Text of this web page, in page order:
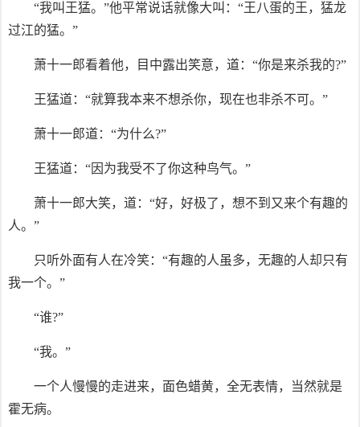
“我叫王猛。”他平常说话就像大叫：“王八蛋的王，猛龙
过江的猛。”
萧十一郎看着他，目中露出笑意，道：“你是来杀我的?”
王猛道：“就算我本来不想杀你，现在也非杀不可。”
萧十一郎道：“为什么?”
王猛道：“因为我受不了你这种鸟气。”
萧十一郎大笑，道：“好，好极了，想不到又来个有趣的
人。”
只听外面有人在冷笑：“有趣的人虽多，无趣的人却只有
我一个。”
“谁?”
“我。”
一个人慢慢的走进来，面色蜡黄，全无表情，当然就是
霍无病。